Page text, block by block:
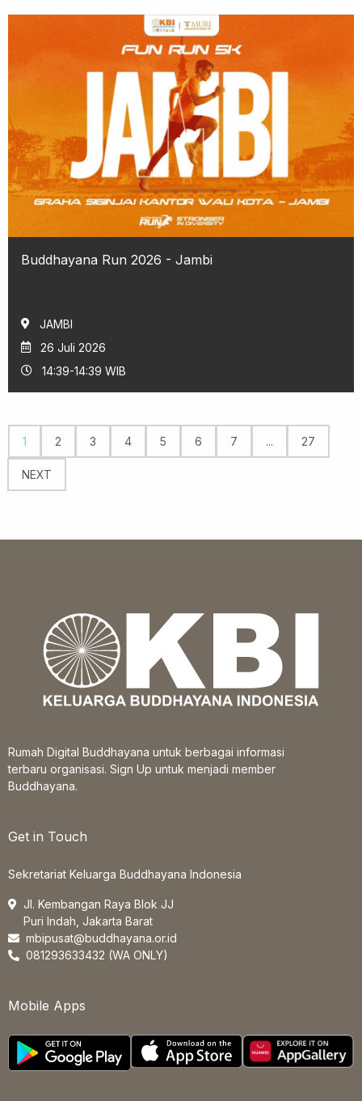
Buddhayana Run 2026 - Jambi
JAMBI
26 Juli 2026
14:39-14:39 WIB
1 2 3 4 5 6 7 ... 27
NEXT
Rumah Digital Buddhayana untuk berbagai informasi
terbaru organisasi. Sign Up untuk menjadi member
Buddhayana.
Get in Touch
Sekretariat Keluarga Buddhayana Indonesia
Jl. Kembangan Raya Blok JJ
Puri Indah, Jakarta Barat
mbipusat@buddhayana.or.id
081293633432 (WA ONLY)
Mobile Apps